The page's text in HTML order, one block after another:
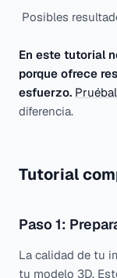
Posibles
En este tutorial
porque ofrece
esfuerzo.
diferencia.
Tutorial
Paso 1:
La calidad de tu
tu modelo 3D.